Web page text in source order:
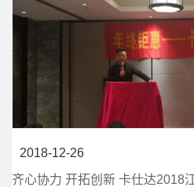
2018-12-26
齐心协力 开拓创新 卡仕达2018